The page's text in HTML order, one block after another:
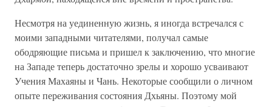
Несмотря на уединенную жизнь, я иногда встречался с
моими западными читателями, получал самые
ободряющие письма и пришел к заключению, что многие
на Западе теперь достаточно зрелы и хорошо усваивают
Учения Махаяны и Чань. Некоторые сообщили о личном
опыте переживания состояния Дхьяны. Поэтому мой